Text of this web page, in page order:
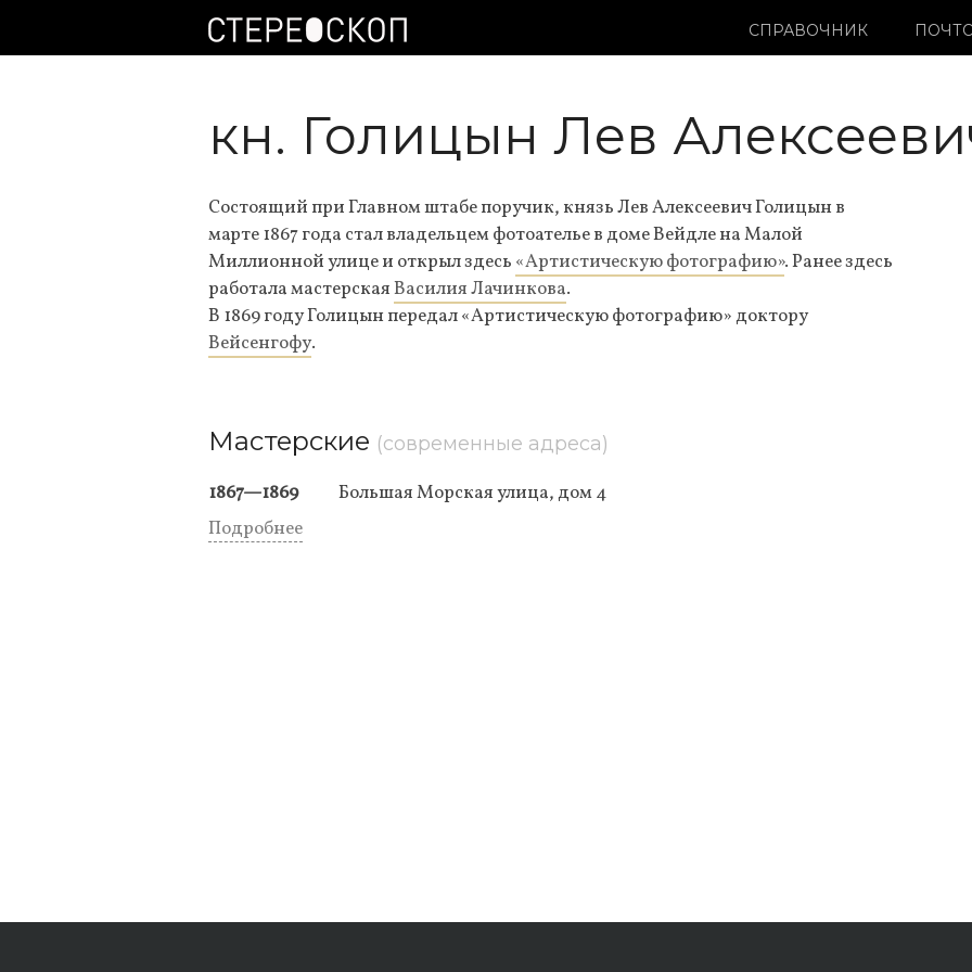
СПРАВОЧНИК
кн. Голицын Лев
Состоящий при Главном штабе поручик, князь Лев Алексеевич Голицын в
марте 1867 года стал владельцем фотоателье в доме Вейдле на Малой
Миллионной улице и открыл здесь «Артистическую фотографию». Ранее здесь
работала мастерскаяВасилия Лачинкова.
В 1869 году Голицын передал «Артистическую фотографию» доктору
Вейсенгофу.
Мастерские (современные адреса)
1867—1869
Большая Морская улица, дом 4
Подробнее